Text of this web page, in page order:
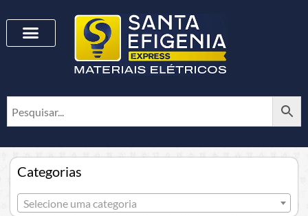
Categorias
Selecione uma categoria